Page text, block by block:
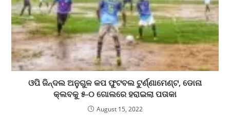
ଓପି ଜିନ୍ଦଲ ଅନୁଗୁଳ କପ ଫୁଟବଲ ଟୁର୍ଣ୍ଣାମେଣ୍ଟ, ଡୋନା
କ୍ଲବକୁ ୫-୦ ଗୋଲରେ ହରାଇଲା ପତାକା
August 15, 2022